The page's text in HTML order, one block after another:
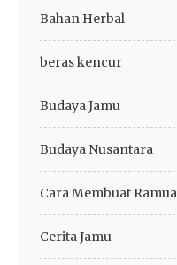
Bahan Herbal
beras kencur
Budaya Jamu
Budaya Nusantara
Cara Membuat
Cerita Jamu